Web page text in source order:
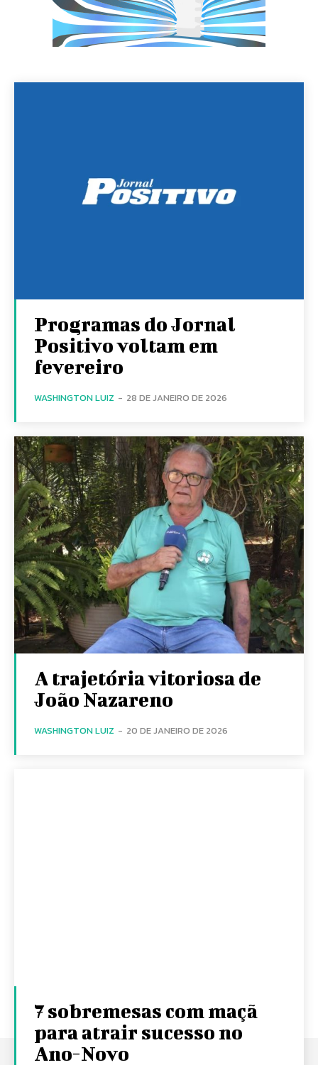
Programas do Jornal
Positivo voltam em
fevereiro
WASHINGTON LUIZ - 28 DE JANEIRO DE 2026
A trajetória vitoriosa de
João Nazareno
WASHINGTON LUIZ - 20 DE JANEIRO DE 2026
7 sobremesas com maçã
para atrair sucesso no
Ano-Novo